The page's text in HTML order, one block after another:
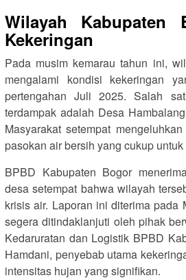
Wilayah Kabupaten
Kekeringan
Pada musim kemarau tahun ini,
mengalami kondisi kekeringan
pertengahan Juli 2025. Salah
terdampak adalah Desa
Masyarakat setempat
pasokan air bersih yang cukup
BPBD Kabupaten Bogor
desa setempat bahwa wilayah
krisis air. Laporan ini diterima pada
segera ditindaklanjuti oleh pihak
Kedaruratan dan Logistik BPBD
Hamdani, penyebab utama
intensitas hujan yang signifikan.